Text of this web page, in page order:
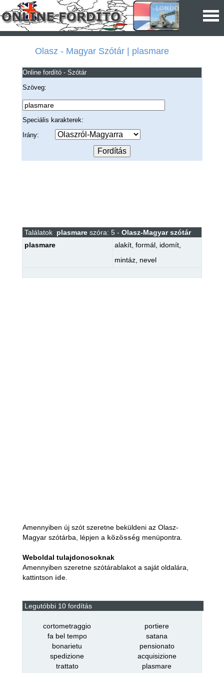
Olasz - Magyar Szótár | plasmare
Online fordító - Szótár
Szöveg:
Speciális karakterek:
Irány:
Találatok plasmareszóra: 5 - Olasz-Magyar szótár
plasmare
alakít, formál, idomít,
mintáz, nevel
Amennyiben új szót szeretne beküldeni az Olasz-
Magyar szótárba, lépjen a közösség menüpontra.
Weboldal tulajdonosoknak
Amennyiben szeretne szótárablakot a saját oldalára,
kattintson ide.
Legutóbbi 10 fordítás
cortometraggio
portiere
fa bel tempo
satana
bonarietu
pensionato
spedizione
acquisizione
trattato
plasmare